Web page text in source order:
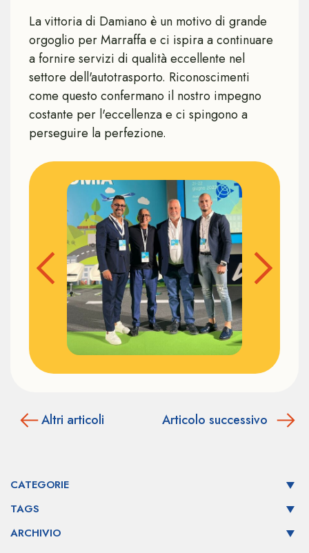
La vittoria di Damiano è un motivo di grande
orgoglio per Marraffa e ci ispira a continuare
a fornire servizi di qualità eccellente nel
settore dell'autotrasporto. Riconoscimenti
come questo confermano il nostro impegno
costante per l'eccellenza e ci spingono a
perseguire la perfezione.
Altri articoli Articolo successivo
CATEGORIE
TAGS
ARCHIVIO